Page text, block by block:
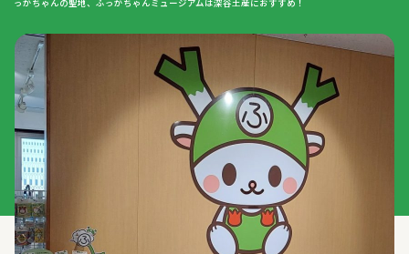
スポット
市長インタビュー
アンバサダー
お役立ち情報
レシピ集
っかちゃんの聖地、ふっかちゃんミュージアムは深谷土産におすすめ！